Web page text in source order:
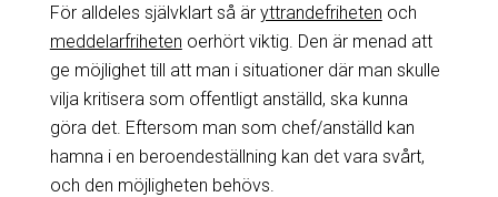
För alldeles självklart så är yttrandefriheten och
meddelarfriheten oerhört viktig. Den är menad att
ge möjlighet till att man i situationer där man skulle
vilja kritisera som offentligt anställd, ska kunna
göra det. Eftersom man som chef/anställd kan
hamna i en beroendeställning kan det vara svårt,
och den möjligheten behövs.